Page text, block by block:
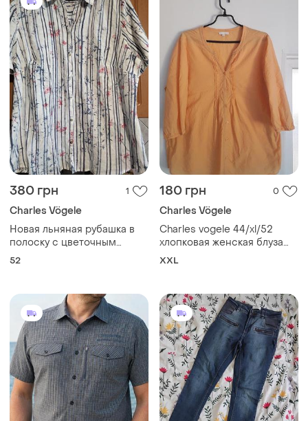
380 грн 1
Charles Vögele
Новая льняная рубашка в
полоску с цветочным
принтом, размер 52
52
180 грн 0
Charles Vögele
Сharles vogele 44/xl/52
хлопковая женская блуза
оранжевого цвета на
идеальное состояние
XXL